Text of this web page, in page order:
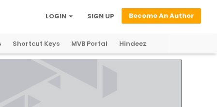
Become An Author
SIGN UP
LOGIN
Shortcut Keys MVB Portal Hindeez